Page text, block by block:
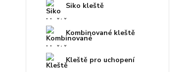
Siko kleště
Kombinované kleště
Kleště pro uchopení